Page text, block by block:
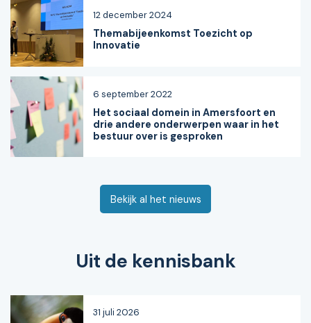
Themabijeenkomst Toezicht op
Innovatie
12 december 2024
Het sociaal domein in Amersfoort en
drie andere onderwerpen waar in het
bestuur over is gesproken
6 september 2022
Bekijk al het nieuws
Uit de kennisbank
31 juli 2026